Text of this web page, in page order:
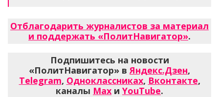
Отблагодарить журналистов за материал
и поддержать «ПолитНавигатор».
Подпишитесь на новости
«ПолитНавигатор» в Яндекс.Дзен,
Telegram, Одноклассниках, Вконтакте,
каналы Max и YouTube.